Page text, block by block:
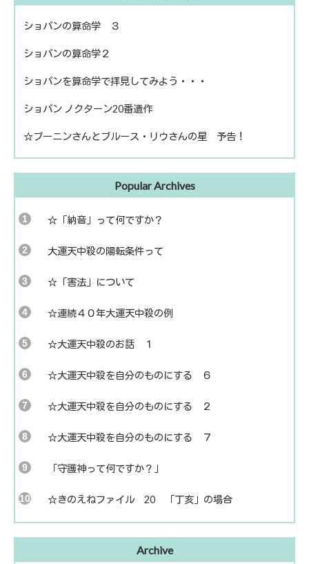
ショパンの算命学 ３
ショパンの算命学２
ショパンを算命学で拝見してみよう・・・
ショパン ノクターン20番遺作
☆ブーニンさんとブルース・リウさんの星 予告！
Popular Archives
☆「納音」って何ですか？
大運天中殺の陽転条件って
☆「害法」について
☆連続４０年大運天中殺の例
☆大運天中殺のお話 １
☆大運天中殺を自分のものにする ６
☆大運天中殺を自分のものにする ２
☆大運天中殺を自分のものにする ７
「守護神って何ですか？」
☆きのえねファイル 20 「丁亥」の場合
Archive